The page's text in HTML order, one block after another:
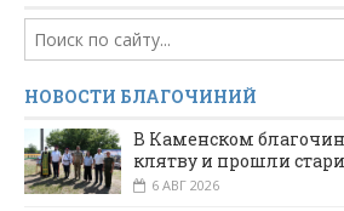
НОВОСТИ БЛАГОЧИНИЙ
В Каменском
клятву и прошли
6 АВГ 2026